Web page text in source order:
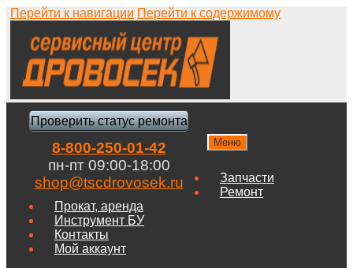
Перейти к навигации Перейти к содержимому
Проверить статус ремонта
8-800-250-01-42
пн-пт 09:00-18:00
shop@tscdrovosek.ru
Меню
Запчасти
Ремонт
Прокат, аренда
Инструмент БУ
Контакты
Мой аккаунт